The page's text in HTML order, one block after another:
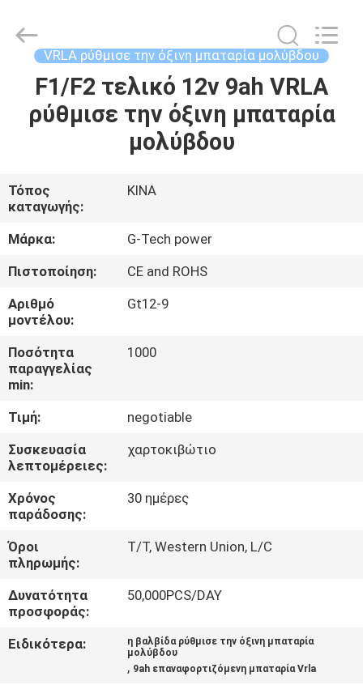
ΣΠΊΤΙ
ΣΧΕΤΙΚΆ
ΜΕ
ΕΜΆΣ
ΕΠΙΣΚΕΨΉ
ΕΡΓΟΣΤΑΣΊΟΥ
ΈΛΕΓΧΟΣ
ΠΟΙΌΤΗΤΑΣ
ΕΠΙΚΟΙΝΩΝΉΣΤΕ
ΜΑΖΊ
ΜΑΣ
ΕΙΔΉΣΕΙΣ
ΖΗΤΉΣΤΕ
ΜΙΑ
POWER
GROUP.
VRLA ρύθμισε την όξινη μπαταρία μολύβδου
F1/F2 τελικό 12v 9ah VRLA
ρύθμισε την όξινη μπαταρία
μολύβδου
Τόπος
καταγωγής:
ΚΙΝΑ
Μάρκα:
G-Tech power
Πιστοποίηση:
CE and ROHS
Αριθμό
μοντέλου:
Gt12-9
Ποσότητα
παραγγελίας
min:
1000
Τιμή:
negotiable
Συσκευασία
λεπτομέρειες:
χαρτοκιβώτιο
Χρόνος
παράδοσης:
30 ημέρες
Όροι
πληρωμής:
T/T, Western Union, L/C
Δυνατότητα
προσφοράς:
50,000PCS/DAY
Ειδικότερα:
η βαλβίδα ρύθμισε την όξινη μπαταρία
μολύβδου
, 9ah επαναφορτιζόμενη μπαταρία Vrla